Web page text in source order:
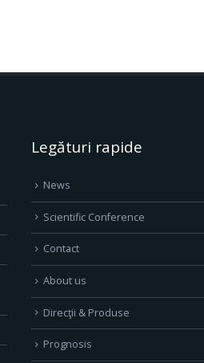
Legături rapide
News
Scientific Conference
Contact
About us
Direcţii & Produse
Prognosis